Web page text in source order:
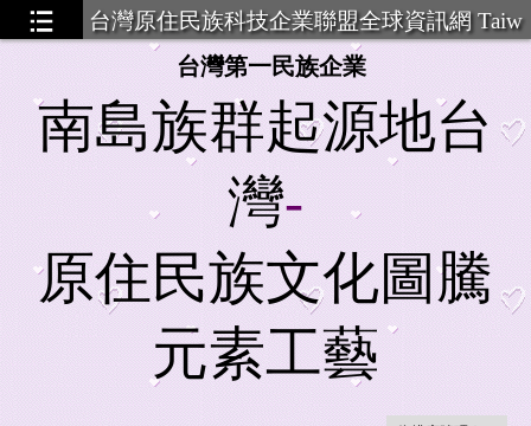
台灣原住民族科技企業聯盟全球資訊網 Taiw
an Aboriginal Technology Ent
...19
台灣第一民族企業
南島族群起源地台
灣-
原住民族文化圖騰
元素工藝